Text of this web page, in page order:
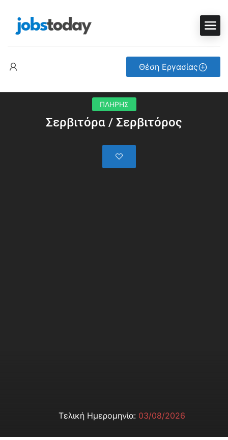
Θέση Εργασίας
ΠΛΗΡΗΣ
Σερβιτόρα / Σερβιτόρος
Τελική Ημερομηνία: 03/08/2026